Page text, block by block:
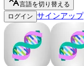
言語を切り替える
ログイン サインアップ